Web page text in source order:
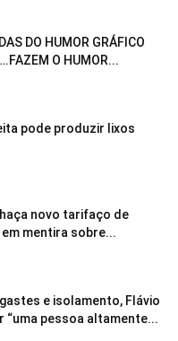
DO HUMOR GRÁFICO
O HUMOR...
pode produzir lixos
novo tarifaço de
mentira sobre...
e isolamento, Flávio
“uma pessoa altamente...